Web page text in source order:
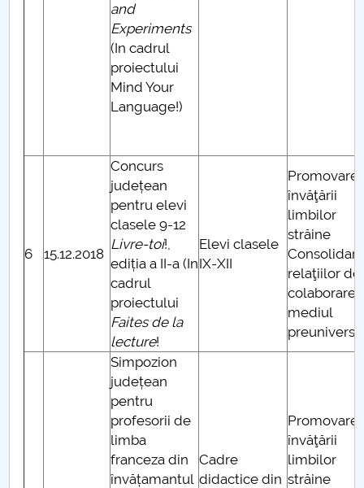
and
Experiments
(In cadrul
proiectului
Mind Your
Language!)
6 15.12.2018
Concurs
județean
pentru elevi
clasele 9-12
Livre-toi!,
ediția a II-a (In
cadrul
proiectului
Faites de la
lecture!
Elevi clasele
IX-XII
învăţării
limbilor
străine
relaţiilor de
colaborare
mediul
Simpozion
județean
pentru
profesorii de
limba
franceza din
învățamantul
Cadre
didactice din
învăţării
limbilor
străine